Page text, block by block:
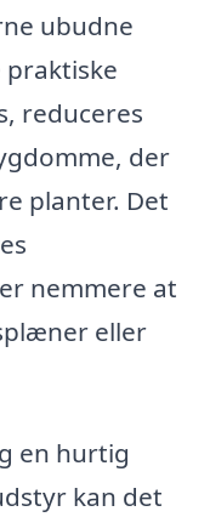
ubudne
praktiske
reduceres
der
planter. Det
nemmere at
eller
en hurtig
kan det